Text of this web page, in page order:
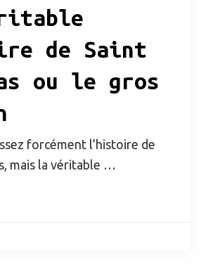
de Saint
ou le gros
forcément l’histoire de
mais la véritable …